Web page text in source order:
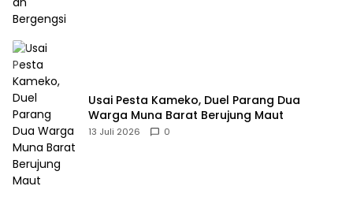
Usai Pesta Kameko, Duel Parang Dua
Warga Muna Barat Berujung Maut
13 Juli 2026 0